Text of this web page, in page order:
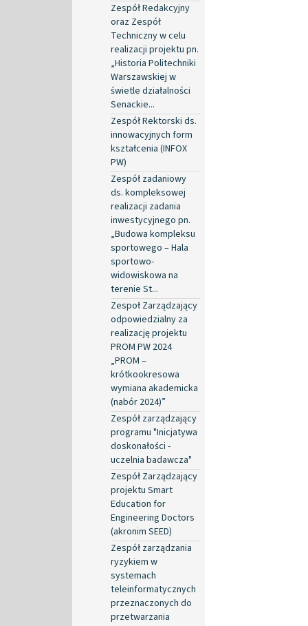
Zespół Redakcyjny
oraz Zespół
Techniczny w celu
realizacji projektu pn.
„Historia Politechniki
Warszawskiej w
świetle działalności
Senackie...
Zespół Rektorski ds.
innowacyjnych form
kształcenia (INFOX
PW)
Zespół zadaniowy
ds. kompleksowej
realizacji zadania
inwestycyjnego pn.
„Budowa kompleksu
sportowego – Hala
sportowo-
widowiskowa na
terenie St...
Zespoł Zarządzający
odpowiedzialny za
realizację projektu
PROM PW 2024
„PROM –
krótkookresowa
wymiana akademicka
(nabór 2024)”
Zespół zarządzający
programu "Inicjatywa
doskonałości -
uczelnia badawcza"
Zespół Zarządzający
projektu Smart
Education for
Engineering Doctors
(akronim SEED)
Zespół zarządzania
ryzykiem w
systemach
teleinformatycznych
przeznaczonych do
przetwarzania